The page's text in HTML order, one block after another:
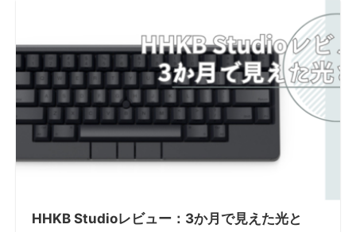
HHKB Studioレビュー：3か月で見えた光と